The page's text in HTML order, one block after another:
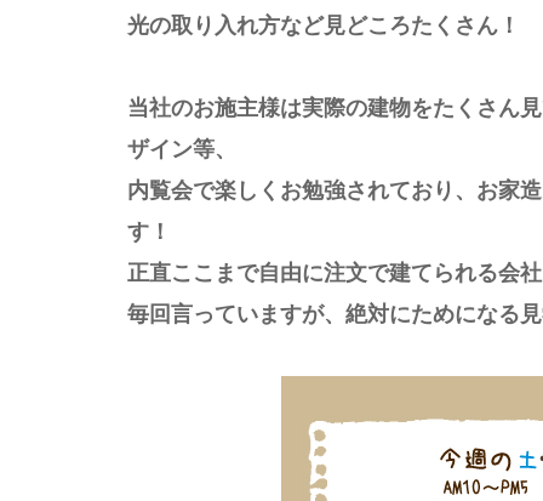
光の取り入れ方など見どころたくさん！
当社のお施主様は実際の建物をたくさん
ザイン等、
内覧会で楽しくお勉強されており、お家
す！
正直ここまで自由に注文で建てられる会
毎回言っていますが、絶対にためになる